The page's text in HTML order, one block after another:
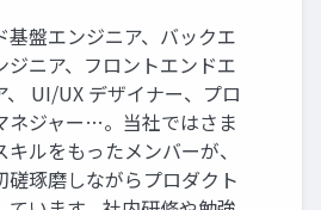
基盤エンジニア、バックエ
ジニア、フロントエンドエ
、 UI/UX デザイナー、プロ
ネジャー…。当社ではさま
キルをもったメンバーが、
磋琢磨しながらプロダクト